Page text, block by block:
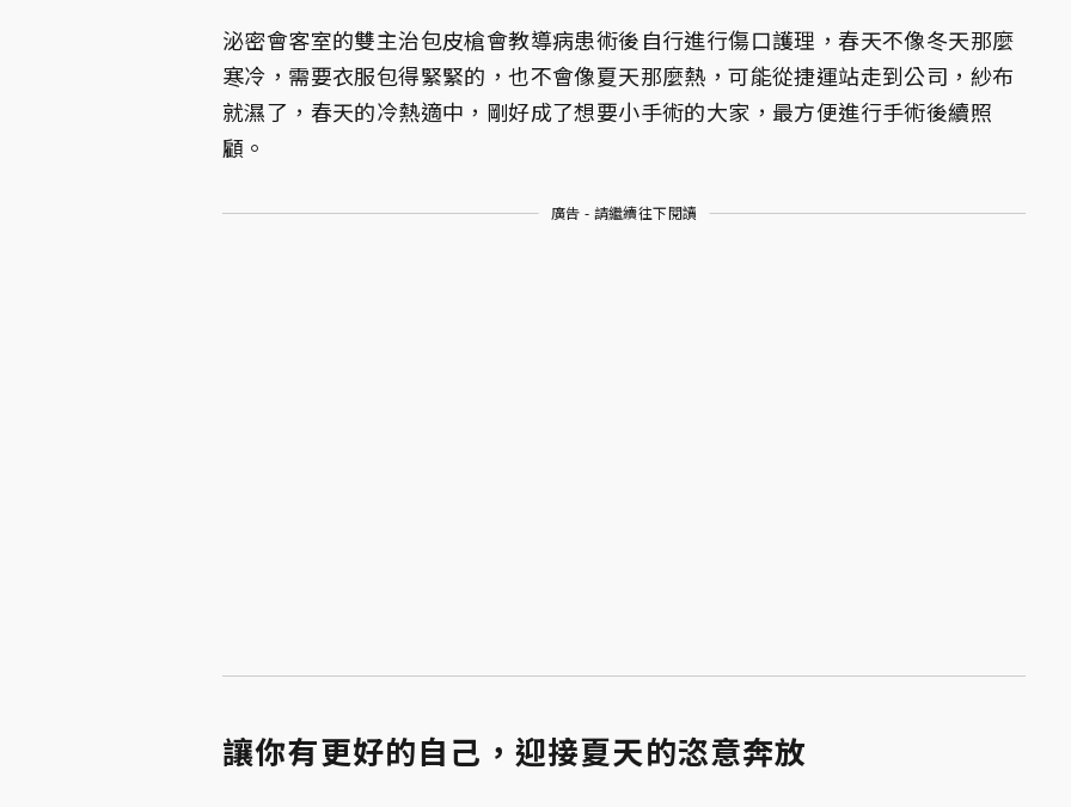
泌密會客室的雙主治包皮槍會教導病患術後自行進行傷口護理，春天不像冬天那麼
寒冷，需要衣服包得緊緊的，也不會像夏天那麼熱，可能從捷運站走到公司，紗布
就濕了，春天的冷熱適中，剛好成了想要小手術的大家，最方便進行手術後續照
顧。
廣告 - 請繼續往下閱讀
讓你有更好的自己，迎接夏天的恣意奔放